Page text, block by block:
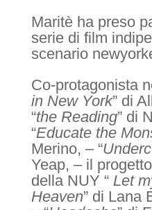
Maritè ha preso
serie di film
scenario
Co-protagonista
in New York” di
“the Reading” di
“Educate the
Merino, – “
Yeap, – il
della NUY “ Let
Heaven” di Lana